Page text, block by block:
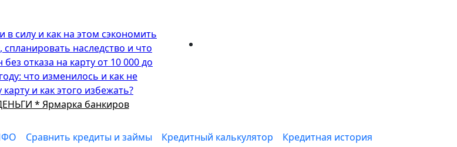
в силу и как на этом сэкономить
наследство и что
отказа на карту от 10 000 до
что изменилось и как не
и как этого избежать?
* Ярмарка банкиров
Сравнить кредиты и займы Кредитный калькулятор
Кредитная история